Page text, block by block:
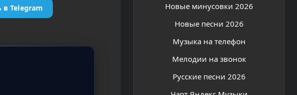
Новые минусовки 2026
Новые песни 2026
Музыка на телефон
Мелодии на звонок
Русские песни 2026
в Telegram